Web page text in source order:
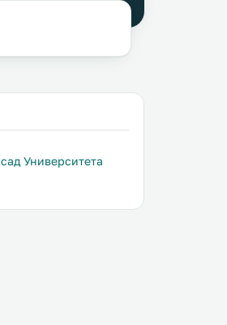
Университета